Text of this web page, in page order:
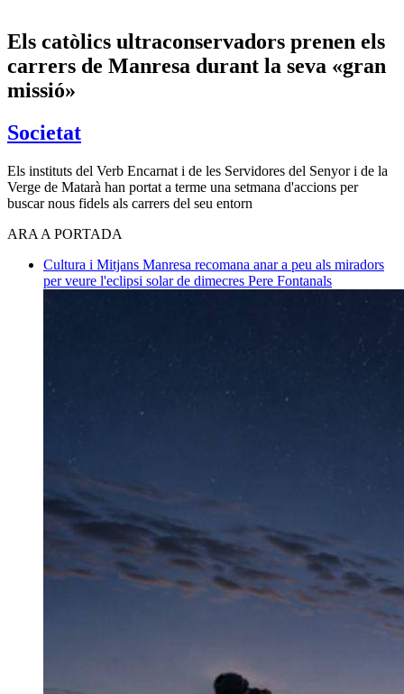
Els catòlics ultraconservadors prenen els
carrers de Manresa durant la seva «gran
missió»
Societat
Els instituts del Verb Encarnat i de les Servidores del Senyor i de la
Verge de Matarà han portat a terme una setmana d'accions per
buscar nous fidels als carrers del seu entorn
ARA A PORTADA
Cultura i Mitjans Manresa recomana anar a peu als miradors
per veure l'eclipsi solar de dimecres Pere Fontanals